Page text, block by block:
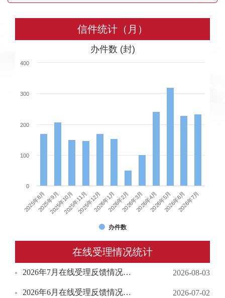
信件统计（月）
办件数 (封)
办件数
2025年8月2025年9月2025年10月2025年11月2025年12月2026年1月2026年2月2026年3月2026年4月2026年5月2026年6月2026年7月
0
100
200
300
400
在线受理情况统计
2026-08-03
2026年7月在线受理反馈情况统计
2026-07-02
2026年6月在线受理反馈情况统计